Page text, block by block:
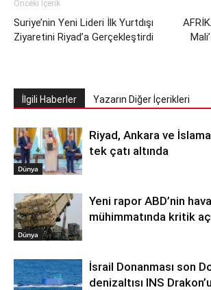
Önceki İçerik
Suriye’nin Yeni Lideri İlk Yurtdışı
Ziyaretini Riyad’a Gerçekleştirdi
İlgili Haberler Yazarın Diğer İçerikleri
Dünya
Riyad, Ankara ve
tek çatı altında
Dünya
Yeni rapor ABD’nin
mühimmatında kritik
İsrail Donanması son
denizaltısı INS